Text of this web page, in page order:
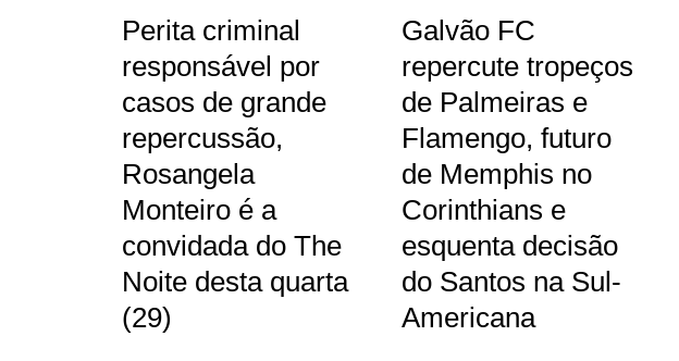
Perita criminal
responsável por
casos de grande
repercussão,
Rosangela
Monteiro é a
convidada do The
Noite desta quarta
(29)
Galvão FC
repercute tropeços
de Palmeiras e
Flamengo, futuro
de Memphis no
Corinthians e
esquenta decisão
do Santos na Sul-
Americana